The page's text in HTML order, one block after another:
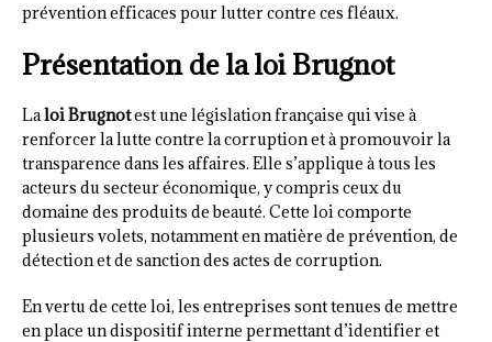
prévention efficaces pour lutter contre ces fléaux.
Présentation de la loi Brugnot
Laloi Brugnotest une législation française qui vise à
renforcer la lutte contre la corruption et à promouvoir la
transparence dans les affaires. Elle s’applique à tous les
acteurs du secteur économique, y compris ceux du
domaine des produits de beauté. Cette loi comporte
plusieurs volets, notamment en matière de prévention, de
détection et de sanction des actes de corruption.
En vertu de cette loi, les entreprises sont tenues de mettre
en place un dispositif interne permettant d’identifier et